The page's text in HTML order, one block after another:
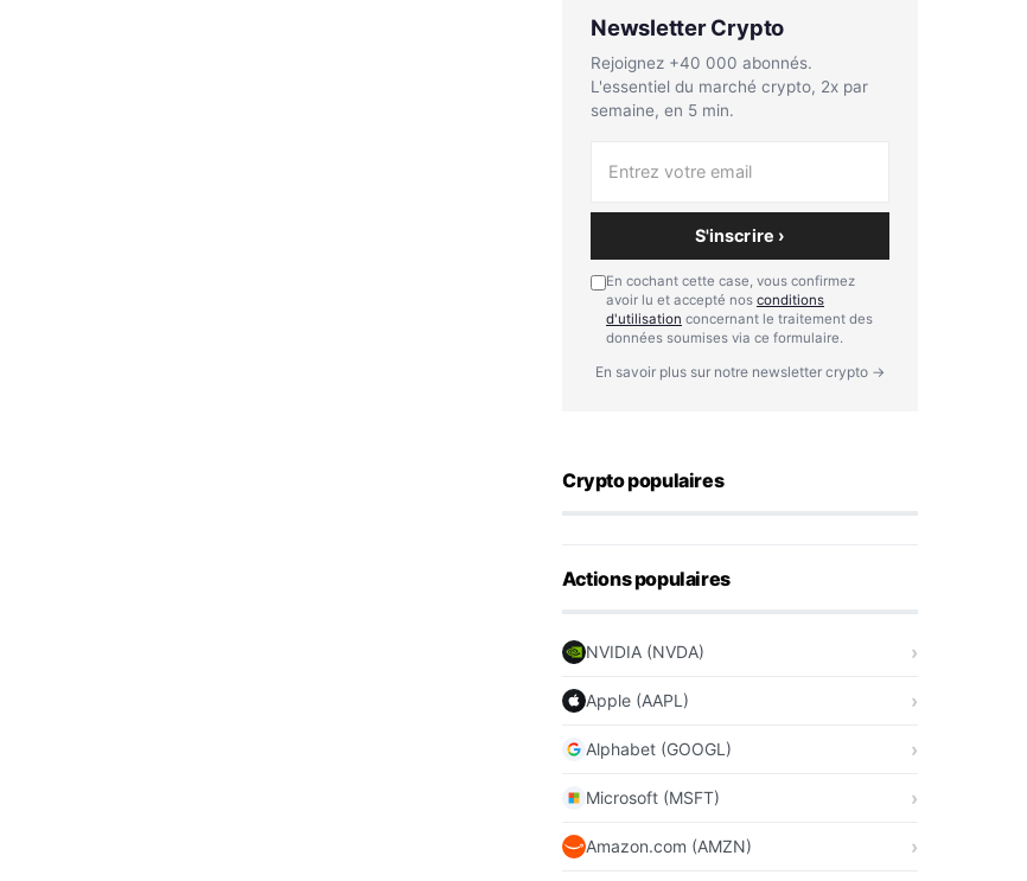
Newsletter Crypto
Rejoignez +40 000 abonnés.
L'essentiel du marché crypto, 2x par
semaine, en 5 min.
S'inscrire ›
En cochant cette case, vous confirmez
avoir lu et accepté nos conditions
d'utilisation concernant le traitement des
données soumises via ce formulaire.
En savoir plus sur notre newsletter crypto →
Crypto populaires
Actions populaires
NVIDIA (NVDA)
Apple (AAPL)
Alphabet (GOOGL)
Microsoft (MSFT)
Amazon.com (AMZN)